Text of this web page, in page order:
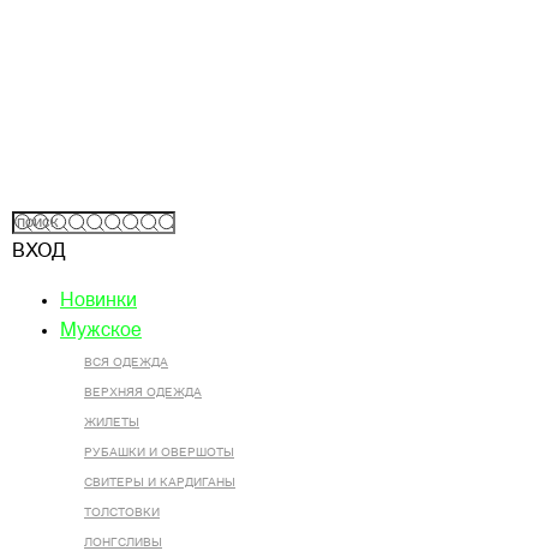
ВХОД
Новинки
Мужское
ВСЯ ОДЕЖДА
ВЕРХНЯЯ ОДЕЖДА
ЖИЛЕТЫ
РУБАШКИ И ОВЕРШОТЫ
СВИТЕРЫ И КАРДИГАНЫ
ТОЛСТОВКИ
ЛОНГСЛИВЫ